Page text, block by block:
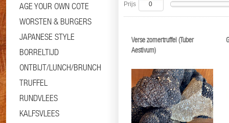
AGE YOUR OWN COTE
WORSTEN & BURGERS
JAPANESE STYLE
BORRELTIJD
ONTBIJT/LUNCH/BRUNCH
TRUFFEL
RUNDVLEES
KALFSVLEES
Prijs
Verse zomertruffel (Tuber
Aestivum)